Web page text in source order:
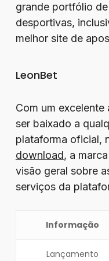
grande portfólio
desportivas,
melhor site de
LeonBet
Com um
ser baixado a
plataforma oficial,
download, a
visão geral sobre
serviços da
Informação
Lançamento